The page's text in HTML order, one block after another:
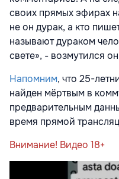
своих прямых эфирах
не он дурак, а кто
называют дураком
свете», - возмутился
Напомним, что 25-
найден мёртвым в
предварительным
время прямой
Внимание! Видео 18+